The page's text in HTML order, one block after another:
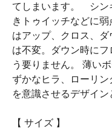
てしまいます。 シン
きトゥイッチなどに
はアップ、クロス、
は不変。ダウン時に
う要りません。 薄い
ずかなヒラ、ローリ
を意識させるデザイ
【 サイズ 】